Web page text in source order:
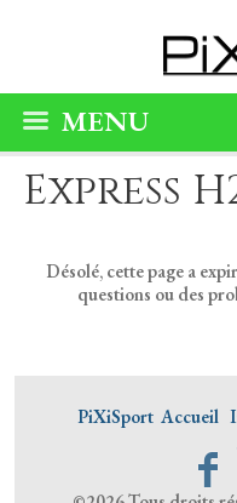
MENU
Express
Désolé, cette page a
questions ou des
PiXiSport Accueil